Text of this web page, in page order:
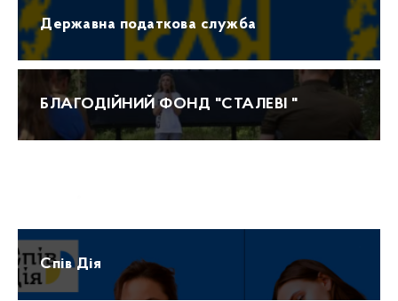
Державна податкова служба
БЛАГОДІЙНИЙ ФОНД "СТАЛЕВІ "
Спів Дія